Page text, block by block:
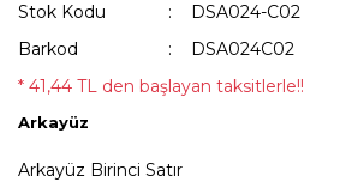
Stok Kodu
DSA024-C02
Barkod
DSA024C02
* 41,44 TL den başlayan taksitlerle!!
Arkayüz
Arkayüz Birinci Satır